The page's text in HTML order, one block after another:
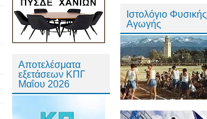
Αποτελέσματα
εξετάσεων ΚΠΓ
Μαΐου 2026
Ιστολόγιο Φυσικής
Αγωγής